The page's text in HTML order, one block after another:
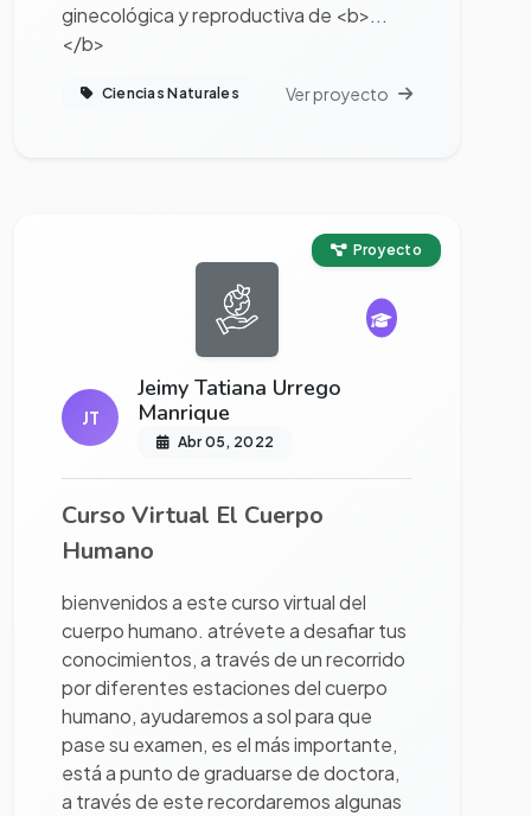
ginecológica y reproductiva de <b>...
</b>
Ciencias Naturales Ver proyecto
Proyecto
JT
Jeimy Tatiana Urrego
Manrique
Abr 05, 2022
Curso Virtual El Cuerpo
Humano
bienvenidos a este curso virtual del
cuerpo humano. atrévete a desafiar tus
conocimientos, a través de un recorrido
por diferentes estaciones del cuerpo
humano, ayudaremos a sol para que
pase su examen, es el más importante,
está a punto de graduarse de doctora,
a través de este recordaremos algunas